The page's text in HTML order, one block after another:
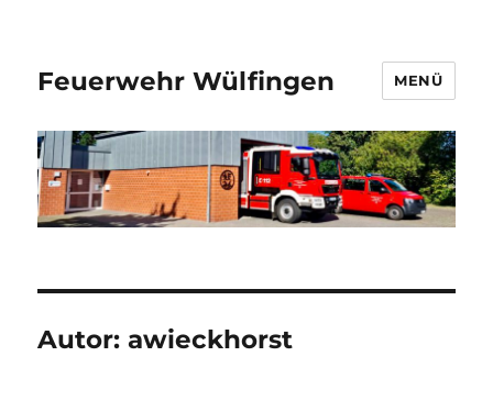
Feuerwehr Wülfingen MENÜ
Autor:awieckhorst